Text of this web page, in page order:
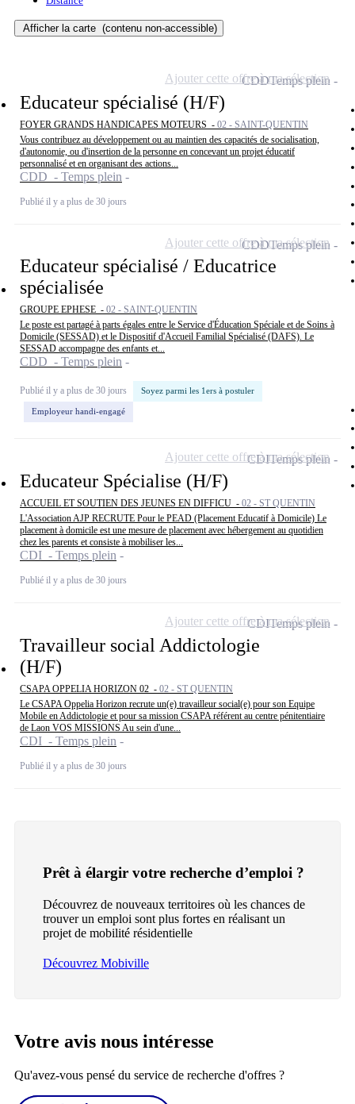
Afficher la carte (contenu non-accessible)
Educateur spécialisé (H/F)
FOYER GRANDS HANDICAPES MOTEURS - 02 - SAINT-QUENTIN
Vous contribuez au développement ou au maintien des capacités de socialisation,
d'autonomie, ou d'insertion de la personne en concevant un projet éducatif
personnalisé et en organisant des actions...
CDD - Temps plein
Publié il y a plus de 30 jours
CDDTemps plein
Ajouter cette offre à ma sélection
Educateur spécialisé / Educatrice
spécialisée
GROUPE EPHESE - 02 - SAINT-QUENTIN
Le poste est partagé à parts égales entre le Service d'Éducation Spéciale et de Soins à
Domicile (SESSAD) et le Dispositif d'Accueil Familial Spécialisé (DAFS). Le
SESSAD accompagne des enfants et...
CDD - Temps plein
Publié il y a plus de 30 jours Soyez parmi les 1ers à postuler
Employeur handi-engagé
CDDTemps plein
Ajouter cette offre à ma sélection
Educateur Spécialise (H/F)
ACCUEIL ET SOUTIEN DES JEUNES EN DIFFICU - 02 - ST QUENTIN
L'Association AJP RECRUTE Pour le PEAD (Placement Educatif à Domicile) Le
placement à domicile est une mesure de placement avec hébergement au quotidien
chez les parents et consiste à mobiliser les...
CDI - Temps plein
Publié il y a plus de 30 jours
CDITemps plein
Ajouter cette offre à ma sélection
Travailleur social Addictologie
(H/F)
CSAPA OPPELIA HORIZON 02 - 02 - ST QUENTIN
Le CSAPA Oppelia Horizon recrute un(e) travailleur social(e) pour son Equipe
Mobile en Addictologie et pour sa mission CSAPA référent au centre pénitentiaire
de Laon VOS MISSIONS Au sein d'une...
CDI - Temps plein
Publié il y a plus de 30 jours
CDITemps plein
Ajouter cette offre à ma sélection
Prêt à élargir votre recherche d’emploi ?
Découvrez de nouveaux territoires où les chances de
trouver un emploi sont plus fortes en réalisant un
projet de mobilité résidentielle
Découvrez Mobiville
Votre avis nous intéresse
Qu'avez-vous pensé du service de recherche d'offres ?